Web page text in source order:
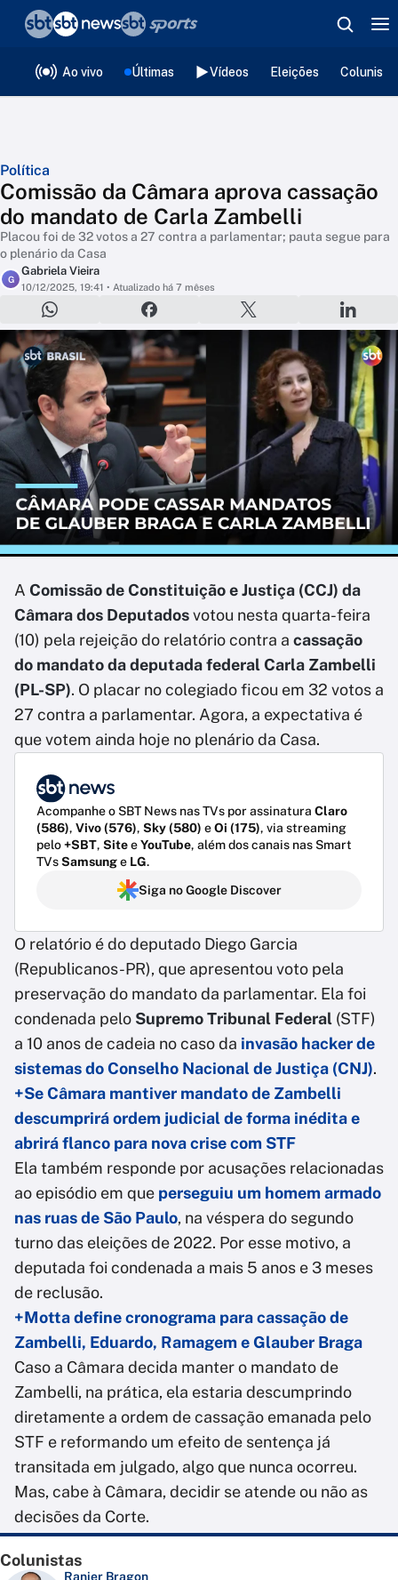
Ao vivo Últimas Vídeos Eleições
Política
Comissão da Câmara aprova cassação
do mandato de Carla Zambelli
Placou foi de 32 votos a 27 contra a parlamentar; pauta segue para
o plenário da Casa
G
Gabriela Vieira
10/12/2025, 19:41 • Atualizado há 7 mêses
A Comissão de Constituição e Justiça (CCJ) da
Câmara dos Deputadosvotou nesta quarta-feira
(10) pela rejeição do relatório contra a cassação
do mandato da deputada federal Carla Zambelli
(PL-SP). O placar no colegiado ficou em 32 votos a
27 contra a parlamentar. Agora, a expectativa é
que votem ainda hoje no plenário da Casa.
Acompanhe o SBT News nas TVs por assinatura Claro
(586), Vivo (576), Sky (580) eOi (175), via streaming
pelo+SBT, SiteeYouTube, além dos canais nas Smart
TVsSamsunge LG.
Siga no Google Discover
O relatório é do deputado Diego Garcia
(Republicanos-PR), que apresentou voto pela
preservação do mandato da parlamentar. Ela foi
condenada pelo Supremo Tribunal Federal (STF)
a 10 anos de cadeia no caso da invasão hacker de
sistemas do Conselho Nacional de Justiça (CNJ).
+Se Câmara mantiver mandato de Zambelli
descumprirá ordem judicial de forma inédita e
abrirá flanco para nova crise com STF
Ela também responde por acusações relacionadas
ao episódio em que perseguiu um homem armado
nas ruas de São Paulo, na véspera do segundo
turno das eleições de 2022. Por esse motivo, a
deputada foi condenada a mais 5 anos e 3 meses
de reclusão.
+Motta define cronograma para cassação de
Zambelli, Eduardo, Ramagem e Glauber Braga
Caso a Câmara decida manter o mandato de
Zambelli, na prática, ela estaria descumprindo
diretamente a ordem de cassação emanada pelo
STF e reformando um efeito de sentença já
transitada em julgado, algo que nunca ocorreu.
Mas, cabe à Câmara, decidir se atende ou não as
decisões da Corte.
Colunistas
Ranier Bragon
❮voltar
Editorias